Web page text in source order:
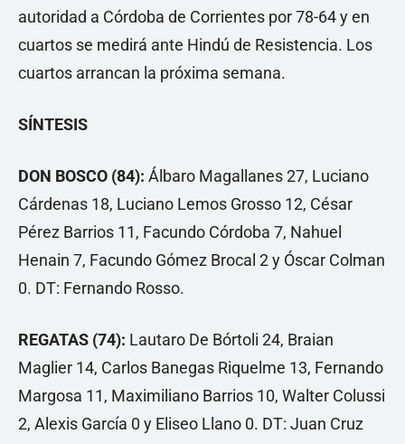
autoridad a Córdoba de Corrientes por 78-64 y en
cuartos se medirá ante Hindú de Resistencia. Los
cuartos arrancan la próxima semana.
SÍNTESIS
DON BOSCO (84): Álbaro Magallanes 27, Luciano
Cárdenas 18, Luciano Lemos Grosso 12, César
Pérez Barrios 11, Facundo Córdoba 7, Nahuel
Henain 7, Facundo Gómez Brocal 2 y Óscar Colman
0. DT: Fernando Rosso.
REGATAS (74): Lautaro De Bórtoli 24, Braian
Maglier 14, Carlos Banegas Riquelme 13, Fernando
Margosa 11, Maximiliano Barrios 10, Walter Colussi
2, Alexis García 0 y Eliseo Llano 0. DT: Juan Cruz